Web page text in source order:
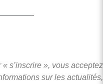
s’inscrire », vous acceptez
sur les actualités,